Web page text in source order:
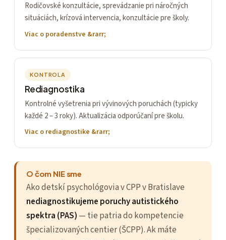
Rodičovské konzultácie, sprevádzanie pri náročných
situáciách, krízová intervencia, konzultácie pre školy.
Viac o poradenstve
KONTROLA
Rediagnostika
Kontrolné vyšetrenia pri vývinových poruchách (typicky
každé 2 – 3 roky). Aktualizácia odporúčaní pre školu.
Viac o rediagnostike
O čom NIE sme
Ako detskí psychológovia v CPP v Bratislave
nediagnostikujeme poruchy autistického
spektra (PAS) — tie patria do kompetencie
špecializovaných centier (ŠCPP). Ak máte